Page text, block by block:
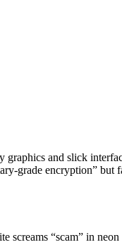
graphics and slick
grade encryption”
screams “scam” in